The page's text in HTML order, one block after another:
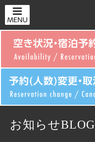
お知らせBLOG